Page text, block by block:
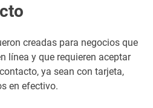
creadas para negocios que
línea y que requieren aceptar
ya sean con tarjeta,
en efectivo.